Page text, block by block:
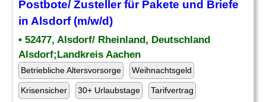
Postbote/ Zusteller für Pakete und Briefe
in Alsdorf (m/w/d)
• 52477, Alsdorf/ Rheinland, Deutschland
Alsdorf;Landkreis Aachen
Betriebliche Altersvorsorge Weihnachtsgeld
Krisensicher 30+ Urlaubstage Tarifvertrag